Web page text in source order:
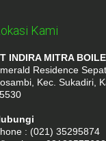
Kami
INDIRA MITRA
Residence
Kec. Sukadiri,
: (021) 35295874